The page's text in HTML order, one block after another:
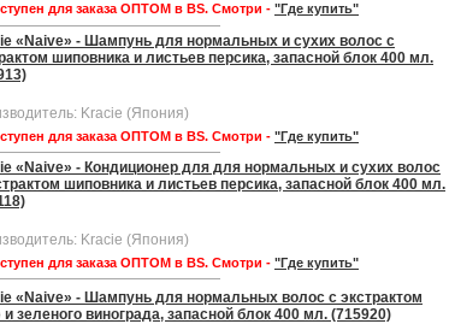
для заказа ОПТОМ в BS. Смотри - "Где купить"
«Naive» - Шампунь для нормальных и сухих волос с
шиповника и листьев персика, запасной блок 400 мл.
Kracie (Япония)
для заказа ОПТОМ в BS. Смотри - "Где купить"
«Naive» - Кондиционер для для нормальных и сухих волос
шиповника и листьев персика, запасной блок 400 мл.
Kracie (Япония)
для заказа ОПТОМ в BS. Смотри - "Где купить"
«Naive» - Шампунь для нормальных волос с экстрактом
и зеленого винограда, запасной блок 400 мл. (715920)